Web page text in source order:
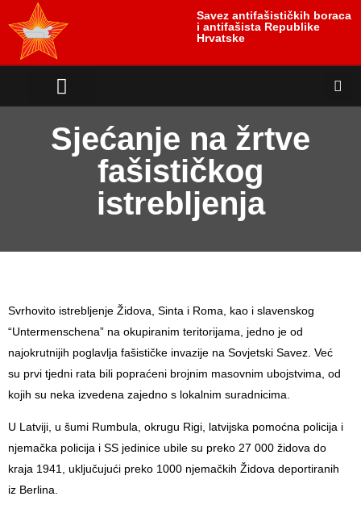
Savez antifašističkih boraca
i antifašista Republike
Hrvatske
Sjećanje na žrtve
fašističkog
istrebljenja
Svrhovito istrebljenje Židova, Sinta i Roma, kao i slavenskog
“Untermenschena” na okupiranim teritorijama, jedno je od
najokrutnijih poglavlja fašističke invazije na Sovjetski Savez. Već
su prvi tjedni rata bili popraćeni brojnim masovnim ubojstvima, od
kojih su neka izvedena zajedno s lokalnim suradnicima.
U Latviji, u šumi Rumbula, okrugu Rigi, latvijska pomoćna policija i
njemačka policija i SS jedinice ubile su preko 27 000 židova do
kraja 1941, uključujući preko 1000 njemačkih Židova deportiranih
iz Berlina.